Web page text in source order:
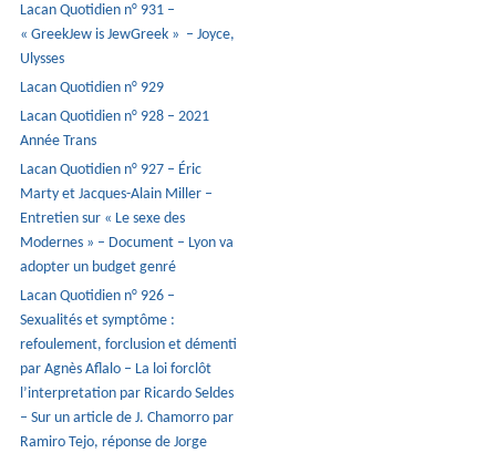
Lacan Quotidien n° 931 –
« GreekJew is JewGreek » – Joyce,
Ulysses
Lacan Quotidien n° 929
Lacan Quotidien n° 928 – 2021
Année Trans
Lacan Quotidien n° 927 – Éric
Marty et Jacques-Alain Miller –
Entretien sur « Le sexe des
Modernes » – Document – Lyon va
adopter un budget genré
Lacan Quotidien n° 926 –
Sexualités et symptôme :
refoulement, forclusion et démenti
par Agnès Aflalo – La loi forclôt
l’interpretation par Ricardo Seldes
– Sur un article de J. Chamorro par
Ramiro Tejo, réponse de Jorge